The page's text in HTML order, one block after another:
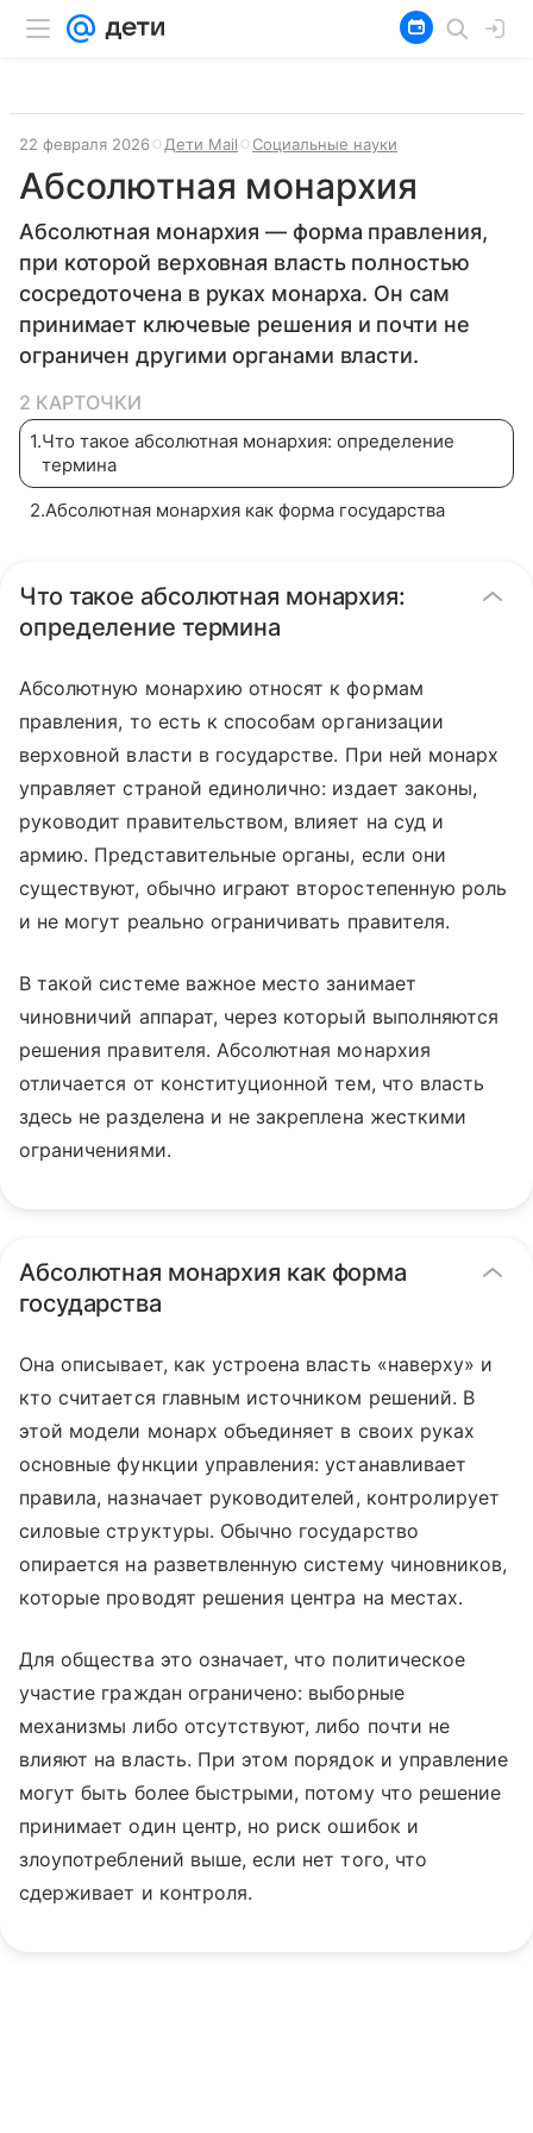
22 февраля 2026 Дети Mail Социальные науки
Абсолютная монархия
Абсолютная монархия — форма правления,
при которой верховная власть полностью
сосредоточена в руках монарха. Он сам
принимает ключевые решения и почти не
ограничен другими органами власти.
2 КАРТОЧКИ
1.Что такое абсолютная монархия: определение
термина
2.Абсолютная монархия как форма государства
Что такое абсолютная монархия:
определение термина
Абсолютную монархию относят к формам
правления, то есть к способам организации
верховной власти в государстве. При ней монарх
управляет страной единолично: издает законы,
руководит правительством, влияет на суд и
армию. Представительные органы, если они
существуют, обычно играют второстепенную роль
и не могут реально ограничивать правителя.
В такой системе важное место занимает
чиновничий аппарат, через который выполняются
решения правителя. Абсолютная монархия
отличается от конституционной тем, что власть
здесь не разделена и не закреплена жесткими
ограничениями.
Абсолютная монархия как форма
государства
Она описывает, как устроена власть «наверху» и
кто считается главным источником решений. В
этой модели монарх объединяет в своих руках
основные функции управления: устанавливает
правила, назначает руководителей, контролирует
силовые структуры. Обычно государство
опирается на разветвленную систему чиновников,
которые проводят решения центра на местах.
Для общества это означает, что политическое
участие граждан ограничено: выборные
механизмы либо отсутствуют, либо почти не
влияют на власть. При этом порядок и управление
могут быть более быстрыми, потому что решение
принимает один центр, но риск ошибок и
злоупотреблений выше, если нет того, что
сдерживает и контроля.